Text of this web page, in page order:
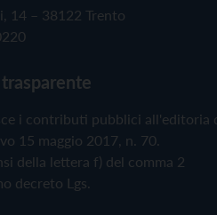
14 – 38122 Trento
i contributi pubblici all'editoria
15 maggio 2017, n. 70.
della lettera f) del comma 2
decreto Lgs.